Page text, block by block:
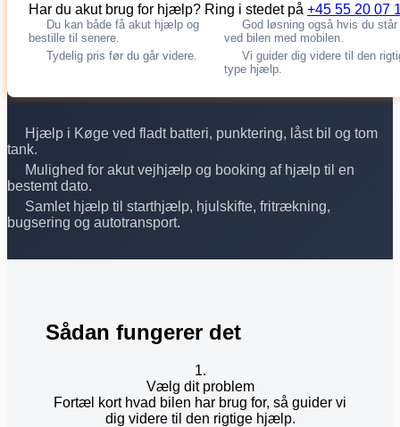
Hjælp i Køge ved fladt batteri, punktering, låst bil og tom
tank.
Mulighed for akut vejhjælp og booking af hjælp til en
bestemt dato.
Samlet hjælp til starthjælp, hjulskifte, fritrækning,
bugsering og autotransport.
Har du akut brug for hjælp? Ring i stedet på +45 55 20 07
Du kan både få akut hjælp og
bestille til senere.
God løsning også hvis du står
ved bilen med mobilen.
Tydelig pris før du går videre.
Vi guider dig videre til den
type hjælp.
Sådan fungerer det
1.
Vælg dit problem
Fortæl kort hvad bilen har brug for, så guider vi
dig videre til den rigtige hjælp.